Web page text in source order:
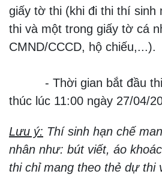
giấy tờ thi (khi đi thi thí sinh
thi và một trong giấy tờ cá
CMND/CCCD, hộ chiếu,...).
- Thời gian bắt đầu thi
thúc lúc 11:00 ngày 27/04/
Lưu ý: Thí sinh hạn chế
nhân như: bút viết, áo
thi chỉ mang theo thẻ dự thi